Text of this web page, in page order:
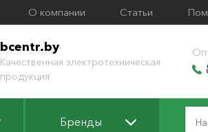
О компании Статьи
bcentr.by
Качественная электротехническая
продукция
Бренды